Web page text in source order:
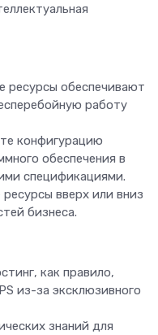
ресурсы обеспечивают
работу
конфигурацию
обеспечения в
спецификациями.
вверх или вниз
бизнеса.
как правило,
из-за эксклюзивного
знаний для